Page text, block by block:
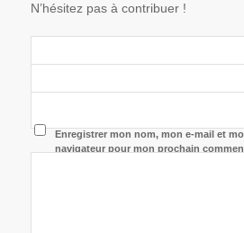
N’hésitez pas à contribuer !
Enregistrer mon nom, mon e-mail et
navigateur pour mon prochain